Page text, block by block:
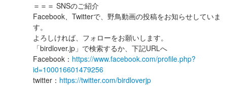
＝＝＝ SNSのご紹介
Facebook、Twitterで、野鳥動画の投稿をお知らせしていま
す。
よろしければ、フォローをお願いします。
「birdlover.jp」で検索するか、下記URLへ
Facebook： https://www.facebook.com/profile.php?
id=100016601479256
twitter： https://twitter.com/birdloverjp